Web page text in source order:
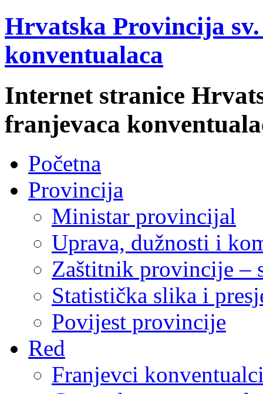
Hrvatska Provincija
konventualaca
Internet stranice
franjevaca
Početna
Provincija
Ministar provincijal
Uprava, dužnosti i
Zaštitnik provincije –
Statistička slika i
Povijest provincije
Red
Franjevci